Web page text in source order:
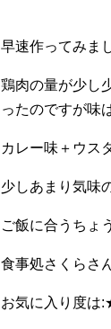
早速作ってみま
鶏肉の量が少し
ったのですが味
カレー味＋ウス
少しあまり気味
ご飯に合うちょ
食事処さくらさ
お気に入り度